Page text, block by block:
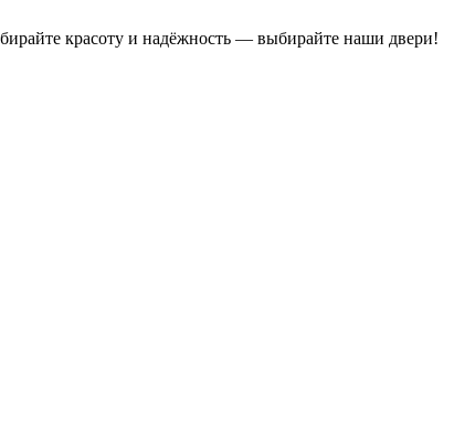
красоту и надёжность — выбирайте наши двери!